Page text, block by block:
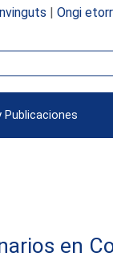
| Ongi
Publicaciones
en